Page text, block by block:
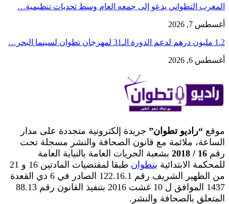
المغرب التطواني يدعو إلى جمعه العام وسط تحديات تنظيمية…
أغسطس 7, 2026
1.2 مليون درهم لدعم الدورة الـ31 لمهرجان تطوان لسينما البحر…
أغسطس 6, 2026
موقع “راديو تطوان” جريدة إلكترونية متجددة على مدار
الساعة، ملائمة مع قانون الصحافة والنشر مسجلة تحت
رقم 16 / 2018
بشعبة الحريات العامة بالنيابة العامة
للمحكمة الابتدائية بتطوان
طبقا لمقتضيات المادتين 16 و 21
من الظهير الشريف رقم 122.16.1 الصادر في 6 ذي القعدة
1437 الموافق ل 10 غشت 2016 بتنفيذ القانون رقم 88.13
المتعلق بالصحافة والنشر.